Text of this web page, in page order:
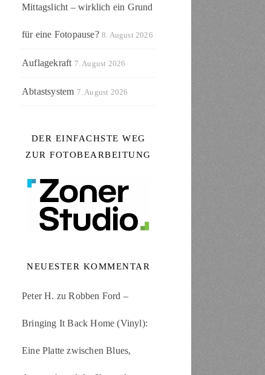
Mittagslicht – wirklich ein Grund
für eine Fotopause? 8. August 2026
Auflagekraft 7. August 2026
Abtastsystem 7. August 2026
DER EINFACHSTE WEG
ZUR FOTOBEARBEITUNG
NEUESTER KOMMENTAR
Peter H. zuRobben Ford –
Bringing It Back Home (Vinyl):
Eine Platte zwischen Blues,